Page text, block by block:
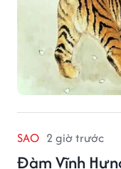
SAO 2 giờ trước
Đàm Vĩnh